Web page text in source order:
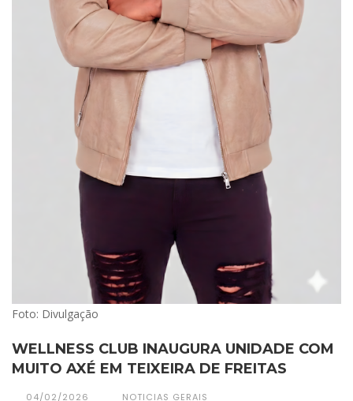
Foto: Divulgação
WELLNESS CLUB INAUGURA UNIDADE COM
MUITO AXÉ EM TEIXEIRA DE FREITAS
04/02/2026 NOTICIAS GERAIS